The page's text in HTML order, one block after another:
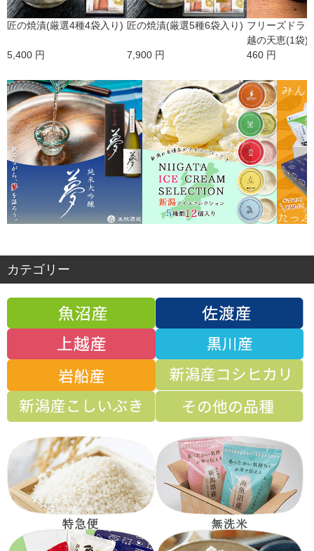
匠の焼漬(厳選4種4袋入り)
5,400 円
匠の焼漬(厳選5種6袋入り)
7,900 円
フリーズドラ
越の天恵(1袋)
460 円
カテゴリー